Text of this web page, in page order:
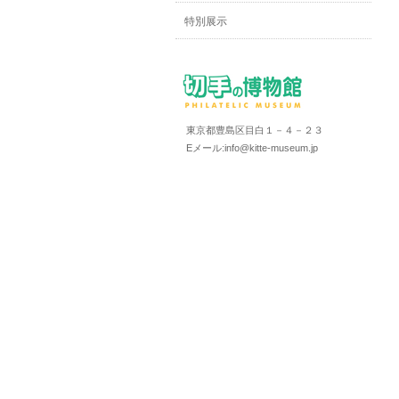
特別展示
東京都豊島区目白１－４－２３
Eメール:info@kitte-museum.jp